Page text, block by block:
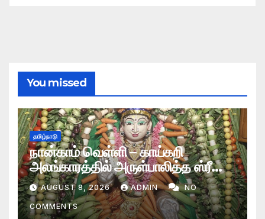
You missed
தமிழ்நாடு
நான்காம் வெள்ளி – காய்கறி
அலங்காரத்தில் அருள்பாலித்த ஸ்ரீ
தாய் மூகாம்பிகை அம்மன்
AUGUST 8, 2026 ADMIN NO
COMMENTS